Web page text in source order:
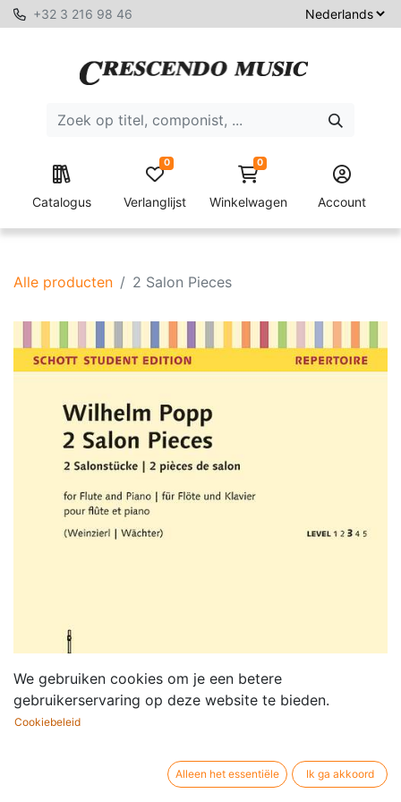
+32 3 216 98 46
Catalogus Verlanglijst
0 0
Winkelwagen Account
Alle producten 2 Salon Pieces
We gebruiken cookies om je een betere
gebruikerservaring op deze website te bieden.
Cookiebeleid
Alleen het essentiële Ik ga akkoord